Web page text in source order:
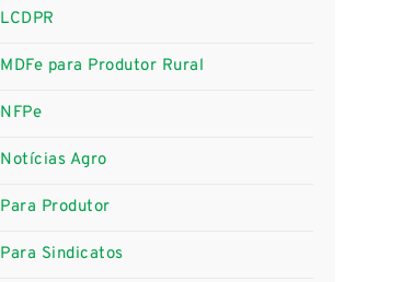
LCDPR
MDFe para Produtor Rural
NFPe
Notícias Agro
Para Produtor
Para Sindicatos